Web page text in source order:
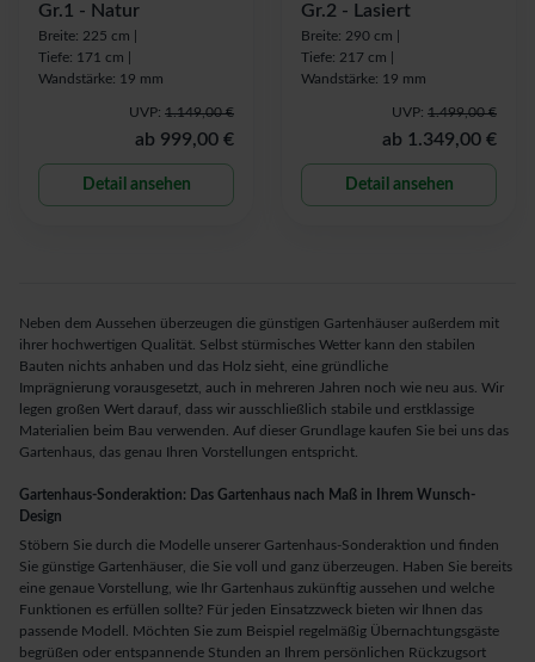
Gr.1 - Natur
Breite: 225 cm |
Tiefe: 171 cm |
Wandstärke: 19 mm
UVP: 1.149,00 €
ab 999,00 €
Detail ansehen
Gr.2 - Lasiert
Breite: 290 cm |
Tiefe: 217 cm |
Wandstärke: 19 mm
UVP: 1.499,00 €
ab 1.349,00 €
Detail ansehen
Neben dem Aussehen überzeugen die günstigen Gartenhäuser außerdem mit
ihrer hochwertigen Qualität. Selbst stürmisches Wetter kann den stabilen
Bauten nichts anhaben und das Holz sieht, eine gründliche
Imprägnierung vorausgesetzt, auch in mehreren Jahren noch wie neu aus. Wir
legen großen Wert darauf, dass wir ausschließlich stabile und erstklassige
Materialien beim Bau verwenden. Auf dieser Grundlage kaufen Sie bei uns das
Gartenhaus, das genau Ihren Vorstellungen entspricht.
Gartenhaus-Sonderaktion: Das Gartenhaus nach Maß in Ihrem Wunsch-
Design
Stöbern Sie durch die Modelle unserer Gartenhaus-Sonderaktion und finden
Sie günstige Gartenhäuser, die Sie voll und ganz überzeugen. Haben Sie bereits
eine genaue Vorstellung, wie Ihr Gartenhaus zukünftig aussehen und welche
Funktionen es erfüllen sollte? Für jeden Einsatzzweck bieten wir Ihnen das
passende Modell. Möchten Sie zum Beispiel regelmäßig Übernachtungsgäste
begrüßen oder entspannende Stunden an Ihrem persönlichen Rückzugsort